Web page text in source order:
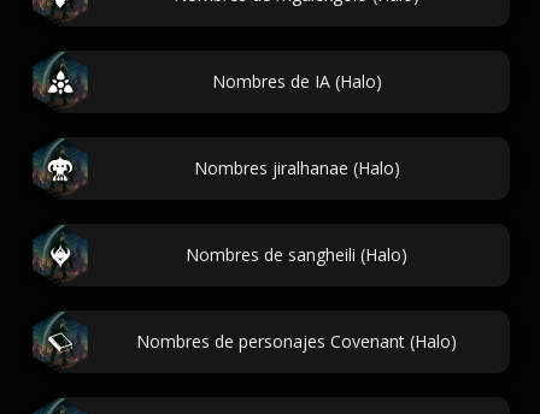
Nombres de IA (Halo)
Nombres jiralhanae (Halo)
Nombres de sangheili (Halo)
Nombres de personajes Covenant (Halo)